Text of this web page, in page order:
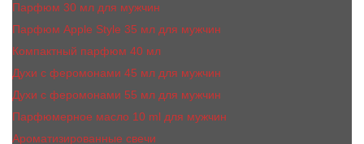
Парфюм 30 мл для мужчин
Парфюм Apple Style 35 мл для мужчин
Компактный парфюм 40 мл
Духи с феромонами 45 мл для мужчин
Духи с феромонами 55 мл для мужчин
Парфюмерное масло 10 ml для мужчин
Ароматизированные свечи